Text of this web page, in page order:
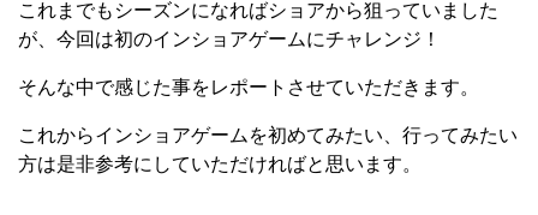
これまでもシーズンになればショアから狙っていました
が、今回は初のインショアゲームにチャレンジ！
そんな中で感じた事をレポートさせていただきます。
これからインショアゲームを初めてみたい、行ってみたい
方は是非参考にしていただければと思います。